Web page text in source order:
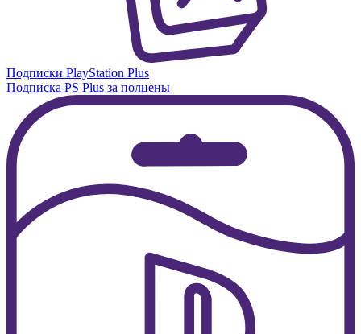
Подписки PlayStation Plus
Подписка PS Plus за полцены